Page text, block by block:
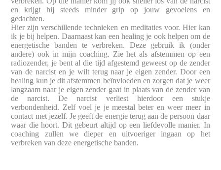
en krijgt hij steeds minder grip op jouw gevoelens en
gedachten.
Hier zijn verschillende technieken en meditaties voor. Hier kan
ik je bij helpen. Daarnaast kan een healing je ook helpen om de
energetische banden te verbreken. Deze gebruik ik (onder
andere) ook in mijn coaching. Zie het als afstemmen op een
radiozender, je bent al die tijd afgestemd geweest op de zender
van de narcist en je wilt terug naar je eigen zender. Door een
healing kun je dit afstemmen beïnvloeden en zorgen dat je weer
langzaam naar je eigen zender gaat in plaats van de zender van
de narcist. De narcist verliest hierdoor een stukje
verbondenheid. Zelf voel je je meestal beter en weer meer in
contact met jezelf. Je geeft de energie terug aan de persoon daar
waar die hoort. Dit gebeurt altijd op een liefdevolle manier. In
coaching zullen we dieper en uitvoeriger ingaan op het
verbreken van deze energetische banden.